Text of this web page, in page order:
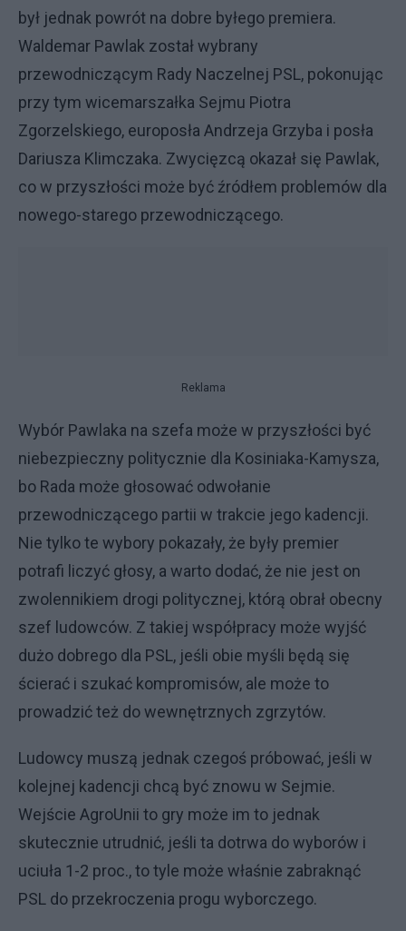
był jednak powrót na dobre byłego premiera.
Waldemar Pawlak został wybrany
przewodniczącym Rady Naczelnej PSL, pokonując
przy tym wicemarszałka Sejmu Piotra
Zgorzelskiego, europosła Andrzeja Grzyba i posła
Dariusza Klimczaka. Zwycięzcą okazał się Pawlak,
co w przyszłości może być źródłem problemów dla
nowego-starego przewodniczącego.
Reklama
Wybór Pawlaka na szefa może w przyszłości być
niebezpieczny politycznie dla Kosiniaka-Kamysza,
bo Rada może głosować odwołanie
przewodniczącego partii w trakcie jego kadencji.
Nie tylko te wybory pokazały, że były premier
potrafi liczyć głosy, a warto dodać, że nie jest on
zwolennikiem drogi politycznej, którą obrał obecny
szef ludowców. Z takiej współpracy może wyjść
dużo dobrego dla PSL, jeśli obie myśli będą się
ścierać i szukać kompromisów, ale może to
prowadzić też do wewnętrznych zgrzytów.
Ludowcy muszą jednak czegoś próbować, jeśli w
kolejnej kadencji chcą być znowu w Sejmie.
Wejście AgroUnii to gry może im to jednak
skutecznie utrudnić, jeśli ta dotrwa do wyborów i
uciuła 1-2 proc., to tyle może właśnie zabraknąć
PSL do przekroczenia progu wyborczego.